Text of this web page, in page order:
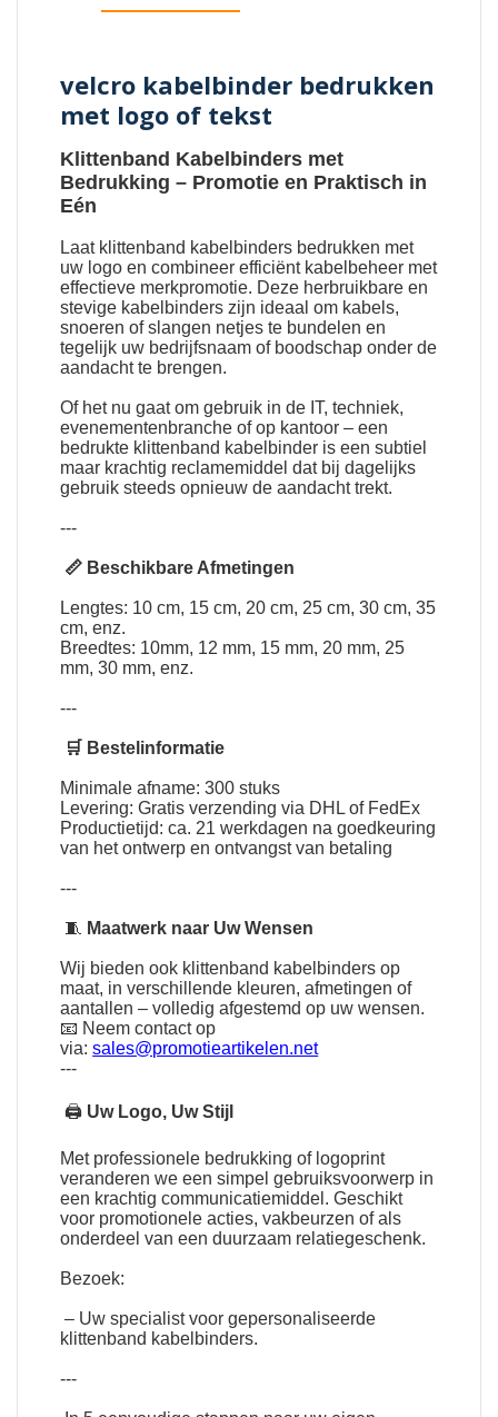
velcro kabelbinder bedrukken
met logo of tekst
Klittenband Kabelbinders met
Bedrukking – Promotie en Praktisch in
Eén
Laat klittenband kabelbinders bedrukken met
uw logo en combineer efficiënt kabelbeheer met
effectieve merkpromotie. Deze herbruikbare en
stevige kabelbinders zijn ideaal om kabels,
snoeren of slangen netjes te bundelen en
tegelijk uw bedrijfsnaam of boodschap onder de
aandacht te brengen.
Of het nu gaat om gebruik in de IT, techniek,
evenementenbranche of op kantoor – een
bedrukte klittenband kabelbinder is een subtiel
maar krachtig reclamemiddel dat bij dagelijks
gebruik steeds opnieuw de aandacht trekt.
---
📏 Beschikbare Afmetingen
Lengtes: 10 cm, 15 cm, 20 cm, 25 cm, 30 cm, 35
cm, enz.
Breedtes: 10mm, 12 mm, 15 mm, 20 mm, 25
mm, 30 mm, enz.
---
🛒 Bestelinformatie
Minimale afname: 300 stuks
Levering: Gratis verzending via DHL of FedEx
Productietijd: ca. 21 werkdagen na goedkeuring
van het ontwerp en ontvangst van betaling
---
🧵 Maatwerk naar Uw Wensen
Wij bieden ook klittenband kabelbinders op
maat, in verschillende kleuren, afmetingen of
aantallen – volledig afgestemd op uw wensen.
📧 Neem contact op
via:sales@promotieartikelen.net
---
🖨 Uw Logo, Uw Stijl
Met professionele bedrukking of logoprint
veranderen we een simpel gebruiksvoorwerp in
een krachtig communicatiemiddel. Geschikt
voor promotionele acties, vakbeurzen of als
onderdeel van een duurzaam relatiegeschenk.
Bezoek:
– Uw specialist voor gepersonaliseerde
klittenband kabelbinders.
---